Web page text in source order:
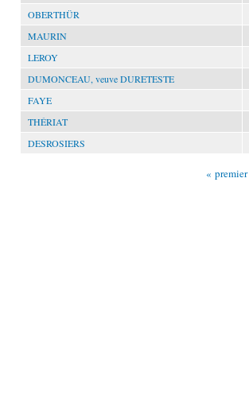
OBERTHÜR
MAURIN
LEROY
DUMONCEAU, veuve DURETESTE
FAYE
THÉRIAT
DESROSIERS
« premier